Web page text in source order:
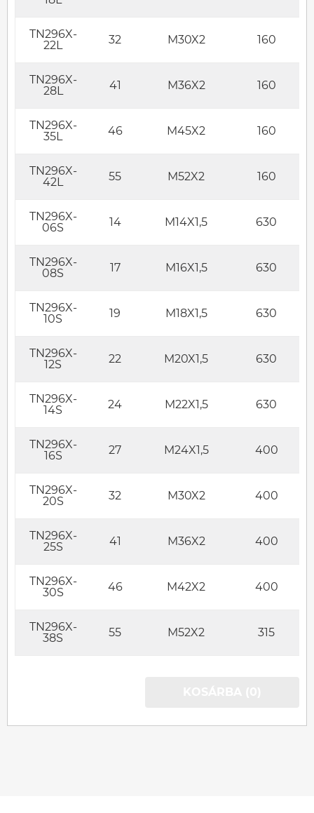
TN296X-
22L
32 M30X2 160
TN296X-
28L
41 M36X2 160
TN296X-
35L
46 M45X2 160
TN296X-
42L
55 M52X2 160
TN296X-
06S
14 M14X1,5 630
TN296X-
08S
17 M16X1,5 630
TN296X-
10S
19 M18X1,5 630
TN296X-
12S
22 M20X1,5 630
TN296X-
14S
24 M22X1,5 630
TN296X-
16S
27 M24X1,5 400
TN296X-
20S
32 M30X2 400
TN296X-
25S
41 M36X2 400
TN296X-
30S
46 M42X2 400
TN296X-
38S
55 M52X2 315